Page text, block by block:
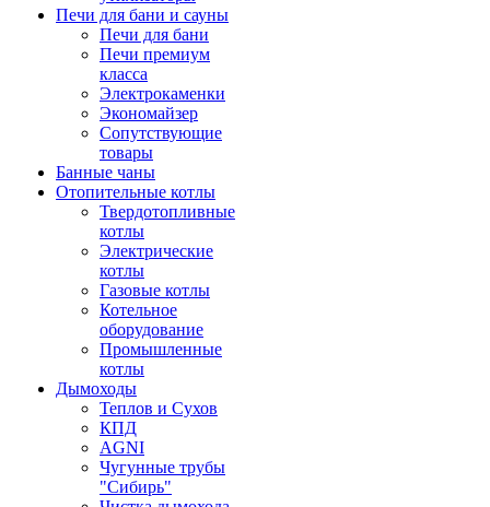
Печи для бани и сауны
Печи для бани
Печи премиум
класса
Электрокаменки
Экономайзер
Сопутствующие
товары
Банные чаны
Отопительные котлы
Твердотопливные
котлы
Электрические
котлы
Газовые котлы
Котельное
оборудование
Промышленные
котлы
Дымоходы
Теплов и Сухов
КПД
AGNI
Чугунные трубы
"Сибирь"